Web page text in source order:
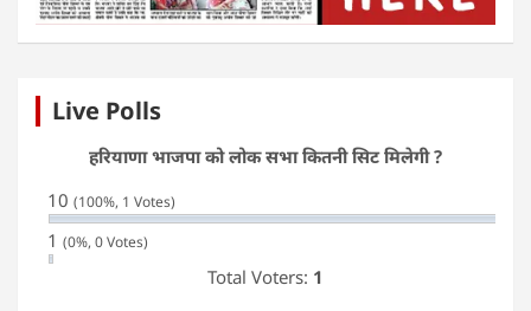
Live Polls
हरियाणा भाजपा को लोक सभा कितनी सिट मिलेगी ?
10 (100%, 1 Votes)
1 (0%, 0 Votes)
Total Voters: 1